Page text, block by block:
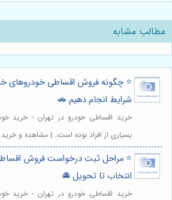
مطالب مشابه
⭐️ چگونه فروش اقساطی خودروهای
شرایط انجام دهیم 🚗
خرید اقساطی خودرو در تهران - خرید
بسیاری از افراد بوده است،. | مشاهده و خرید
⭐️ مراحل ثبت درخواست فروش
انتخاب تا تحویل 🚘
خرید اقساطی خودرو در تهران - خرید